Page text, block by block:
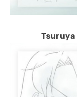
Tsuruya